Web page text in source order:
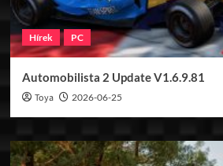
Hírek PC
Automobilista 2 Update V1.6.9.81
Toya 2026-06-25